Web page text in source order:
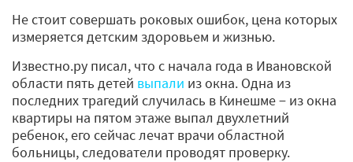
Не стоит совершать роковых ошибок, цена которых
измеряется детским здоровьем и жизнью.
Известно.ру писал, что с начала года в Ивановской
области пять детей выпали из окна. Одна из
последних трагедий случилась в Кинешме − из окна
квартиры на пятом этаже выпал двухлетний
ребенок, его сейчас лечат врачи областной
больницы, следователи проводят проверку.